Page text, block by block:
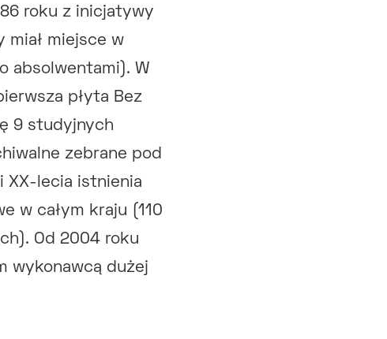
roku z inicjatywy
miał miejsce w
absolwentami). W
płyta Bez
9 studyjnych
zebrane pod
XX-lecia istnienia
w całym kraju (110
Od 2004 roku
wykonawcą dużej